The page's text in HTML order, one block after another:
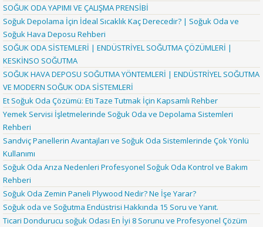
SOĞUK ODA YAPIMI VE ÇALIŞMA PRENSİBİ
Soğuk Depolama İçin İdeal Sıcaklık Kaç Derecedir? | Soğuk Oda ve
Soğuk Hava Deposu Rehberi
SOĞUK ODA SİSTEMLERİ | ENDÜSTRİYEL SOĞUTMA ÇÖZÜMLERİ |
KESKİNSO SOĞUTMA
SOĞUK HAVA DEPOSU SOĞUTMA YÖNTEMLERİ | ENDÜSTRİYEL SOĞUTMA
VE MODERN SOĞUK ODA SİSTEMLERİ
Et Soğuk Oda Çözümü: Eti Taze Tutmak İçin Kapsamlı Rehber
Yemek Servisi İşletmelerinde Soğuk Oda ve Depolama Sistemleri
Rehberi
Sandviç Panellerin Avantajları ve Soğuk Oda Sistemlerinde Çok Yönlü
Kullanımı
Soğuk Oda Arıza Nedenleri Profesyonel Soğuk Oda Kontrol ve Bakım
Rehberi
Soğuk Oda Zemin Paneli Plywood Nedir? Ne İşe Yarar?
Soğuk oda ve Soğutma Endüstrisi Hakkında 15 Soru ve Yanıt.
Ticari Dondurucu soğuk Odası En İyi 8 Sorunu ve Profesyonel Çözüm